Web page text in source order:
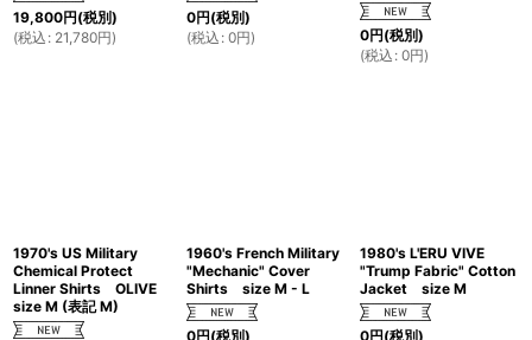
19,800円(税別)
(税込 : 21,780円)
0円(税別)
(税込 : 0円) 0円(税別)
(税込 : 0円)
1970's US Military
Chemical Protect
Linner Shirts OLIVE
size M (表記 M)
1960's French Military
"Mechanic" Cover
Shirts size M - L
0円(税別)
1980's L'ERU VIVE
"Trump Fabric" Cotton
Jacket size M
0円(税別)